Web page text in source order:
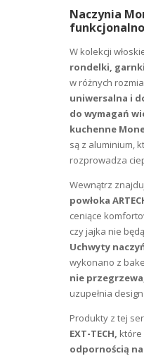
Naczynia
W kolekcji
rondelki,
w różnych
uniwersalna i
do wymagań
kuchenne
są z aluminium,
rozprowadza
Wewnątrz
powłoka
ceniące
czy jajka nie
Uchwyty
wykonano z
nie
uzupełnia
Produkty z tej
EXT-TECH, które
odpornością